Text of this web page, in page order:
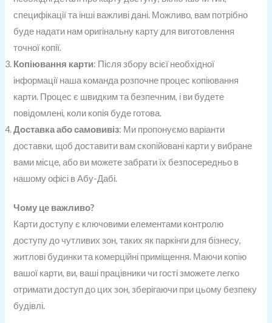
специфікації та інші важливі дані. Можливо, вам потрібно
буде надати нам оригінальну карту для виготовлення
точної копії.
Копіювання карти: Після збору всієї необхідної
інформації наша команда розпочне процес копіювання
карти. Процес є швидким та безпечним, і ви будете
повідомлені, коли копія буде готова.
Доставка або самовивіз: Ми пропонуємо варіанти
доставки, щоб доставити вам скопійовані карти у вибране
вами місце, або ви можете забрати їх безпосередньо в
нашому офісі в Абу-Дабі.
Чому це важливо?
Карти доступу є ключовими елементами контролю
доступу до чутливих зон, таких як паркінги для бізнесу,
житлові будинки та комерційні приміщення. Маючи копію
вашої карти, ви, ваші працівники чи гості зможете легко
отримати доступ до цих зон, зберігаючи при цьому безпеку
будівлі.